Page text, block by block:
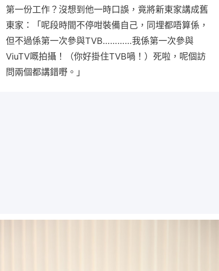
第一份工作？沒想到他一時口誤，竟將新東家講成舊
東家：「呢段時間不停咁裝備自己，同埋都唔算係，
但不過係第一次參與TVB…………我係第一次參與
ViuTV嘅拍攝！（你好掛住TVB喎！）死啦，呢個訪
問兩個都講錯嘢。」